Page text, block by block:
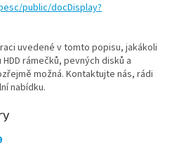
public/docDisplay?
uvedené v tomto popisu, jakákoli
rámečků, pevných disků a
možná. Kontaktujte nás, rádi
nabídku.